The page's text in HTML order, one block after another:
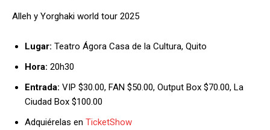
Alleh y Yorghaki world tour 2025
Lugar: Teatro Ágora Casa de la Cultura, Quito
Hora: 20h30
Entrada: VIP $30.00, FAN $50.00, Output Box $70.00, La
Ciudad Box $100.00
Adquiérelas en TicketShow